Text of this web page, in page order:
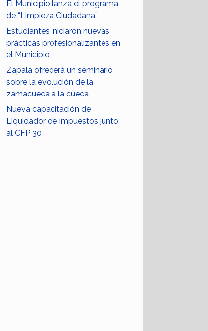
El Municipio lanza el programa
de “Limpieza Ciudadana”
Estudiantes iniciaron nuevas
prácticas profesionalizantes en
el Municipio
Zapala ofrecerá un seminario
sobre la evolución de la
zamacueca a la cueca
Nueva capacitación de
Liquidador de Impuestos junto
al CFP 30